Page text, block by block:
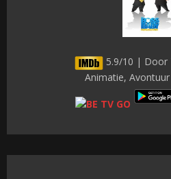
5.9/10 | Door
Animatie,